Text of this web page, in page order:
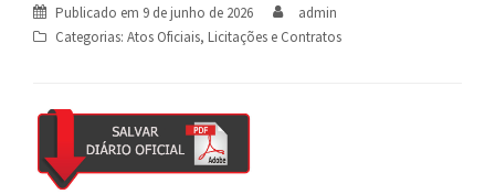
Publicado em 9 de junho de 2026
admin
Categorias: Atos Oficiais, Licitações e Contratos